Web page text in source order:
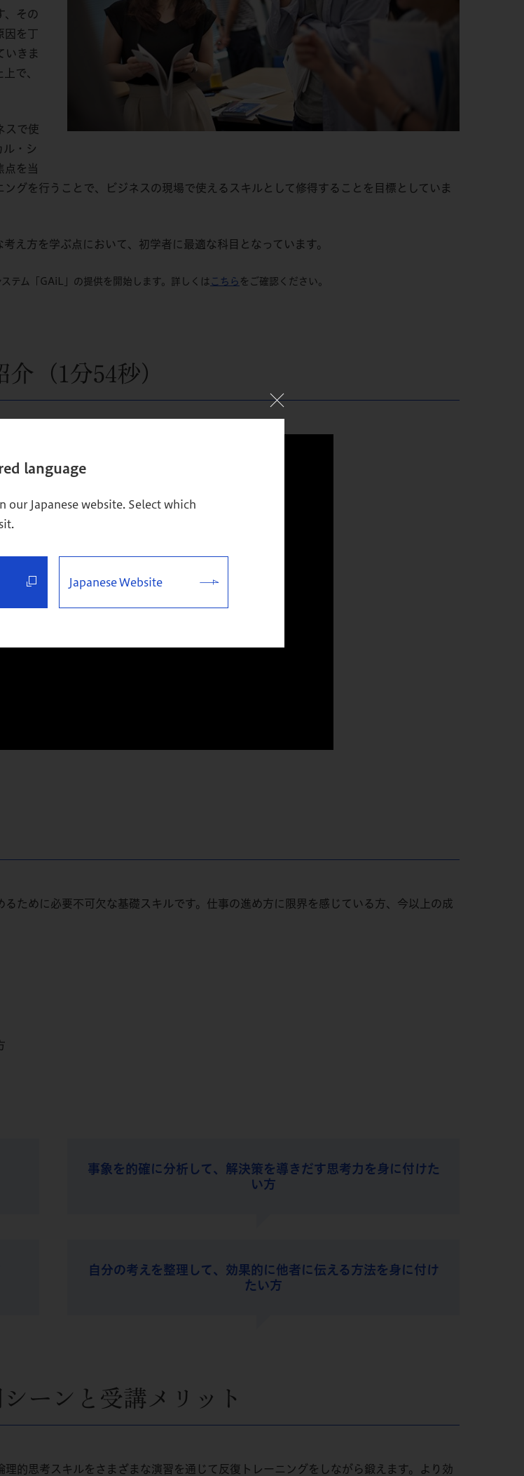
language
our Japanese website. Select which
Japanese Website
、その
因を丁
いきま
で、
スで使
ル・シ
点を当
グを行うことで、ビジネスの現場で使えるスキルとして修得することを目標としていま
え方を学ぶ点において、初学者に最適な科目となっています。
テム「GAiL」の提供を開始します。詳しくは こちら をご確認ください。
（1分54秒）
ために必要不可欠な基礎スキルです。仕事の進め方に限界を感じている方、今以上の成
事象を的確に分析して、解決策を導きだす思考力を身に付けた
い方
自分の考えを整理して、効果的に他者に伝える方法を身に付け
たい方
ーンと受講メリット
的思考スキルをさまざまな演習を通じて反復トレーニングをしながら鍛えます。より効